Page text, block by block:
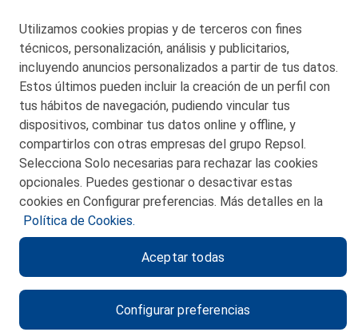
© 2026 Petronor S.A.
CONTACTO
MAPA WEB
POLITICA DE PRIVACIDAD
POLITICA DE COOKIES
CANAL DE ÉTICA
Utilizamos cookies propias y de terceros con fines
técnicos, personalización, análisis y publicitarios,
incluyendo anuncios personalizados a partir de tus datos.
Estos últimos pueden incluir la creación de un perfil con
tus hábitos de navegación, pudiendo vincular tus
dispositivos, combinar tus datos online y offline, y
compartirlos con otras empresas del grupo Repsol.
Selecciona Solo necesarias para rechazar las cookies
opcionales. Puedes gestionar o desactivar estas
cookies en Configurar preferencias. Más detalles en la
Política de Cookies.
Configurar preferencias
Aceptar todas